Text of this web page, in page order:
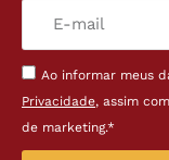
Ao informar meus
Privacidade, assim
de marketing.*